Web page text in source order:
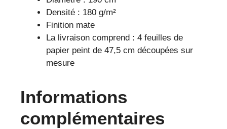
Densité : 180 g/m²
Finition mate
La livraison comprend : 4 feuilles de
papier peint de 47,5 cm découpées sur
mesure
Informations
complémentaires